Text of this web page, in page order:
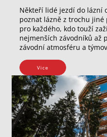
Někteří lidé jezdí do lázní
poznat lázně z trochu
pro každého, kdo touží
nejmenších závodníků až
závodní atmosféru a
Vice